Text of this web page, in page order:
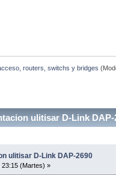
routers, switchs y bridges
ulitisar D-Link
ulitisar D-Link DAP-2690
23:15 (Martes) »